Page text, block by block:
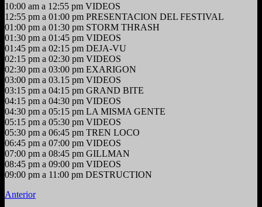
10:00 am a 12:55 pm VIDEOS
12:55 pm a 01:00 pm PRESENTACION DEL FESTIVAL
01:00 pm a 01:30 pm STORM THRASH
01:30 pm a 01:45 pm VIDEOS
01:45 pm a 02:15 pm DEJA-VU
02:15 pm a 02:30 pm VIDEOS
02:30 pm a 03:00 pm EXARIGON
03:00 pm a 03.15 pm VIDEOS
03:15 pm a 04:15 pm GRAND BITE
04:15 pm a 04:30 pm VIDEOS
04:30 pm a 05:15 pm LA MISMA GENTE
05:15 pm a 05:30 pm VIDEOS
05:30 pm a 06:45 pm TREN LOCO
06:45 pm a 07:00 pm VIDEOS
07:00 pm a 08:45 pm GILLMAN
08:45 pm a 09:00 pm VIDEOS
09:00 pm a 11:00 pm DESTRUCTION
Anterior